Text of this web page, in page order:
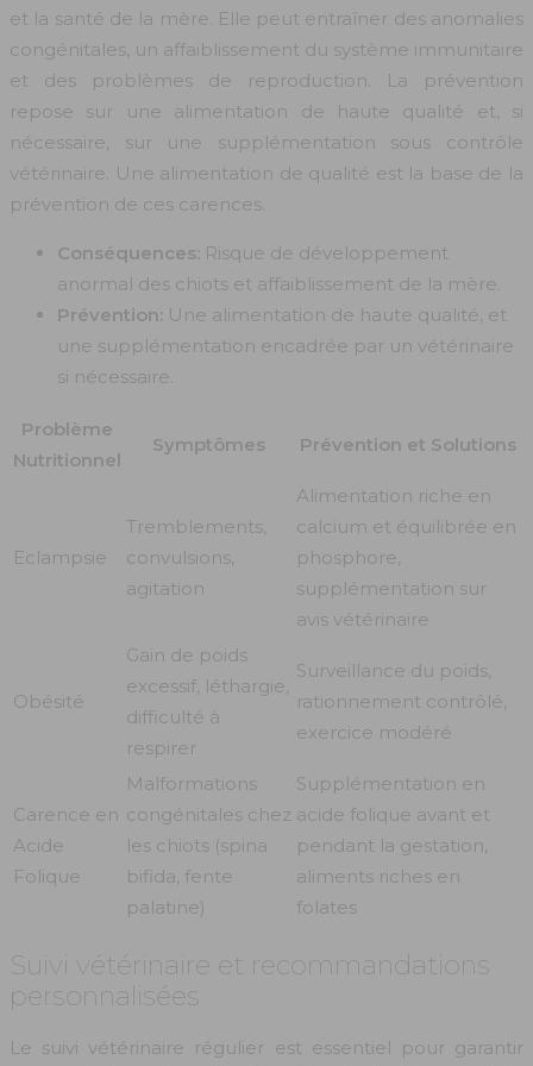
et la santé de la mère. Elle peut entraîner des anomalies
congénitales, un affaiblissement du système immunitaire
et des problèmes de reproduction. La prévention
repose sur une alimentation de haute qualité et, si
nécessaire, sur une supplémentation sous contrôle
vétérinaire. Une alimentation de qualité est la base de la
prévention de ces carences.
Conséquences: Risque de développement
anormal des chiots et affaiblissement de la mère.
Prévention: Une alimentation de haute qualité, et
une supplémentation encadrée par un vétérinaire
si nécessaire.
Problème
Nutritionnel
Symptômes Prévention et Solutions
Eclampsie
Tremblements,
convulsions,
agitation
Alimentation riche en
calcium et équilibrée en
phosphore,
supplémentation sur
avis vétérinaire
Obésité
Gain de poids
excessif, léthargie,
difficulté à
respirer
Surveillance du poids,
rationnement contrôlé,
exercice modéré
Carence en
Acide
Folique
Malformations
congénitales chez
les chiots (spina
bifida, fente
palatine)
Supplémentation en
acide folique avant et
pendant la gestation,
aliments riches en
folates
Suivi vétérinaire et recommandations
personnalisées
Le suivi vétérinaire régulier est essentiel pour garantir